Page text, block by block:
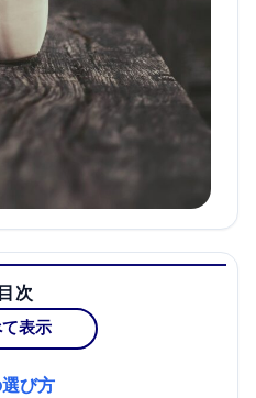
目次
表示
び方